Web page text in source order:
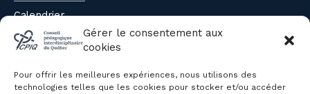
Gérer le consentement aux
cookies
Pour offrir les meilleures expériences, nous utilisons des
technologies telles que les cookies pour stocker et/ou accéder
Calendrier
Évènements du CPIQ
Revue